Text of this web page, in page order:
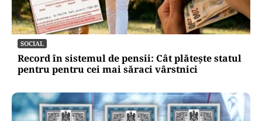
SOCIAL
Record în sistemul de pensii: Cât plătește statul
pentru pentru cei mai săraci vârstnici